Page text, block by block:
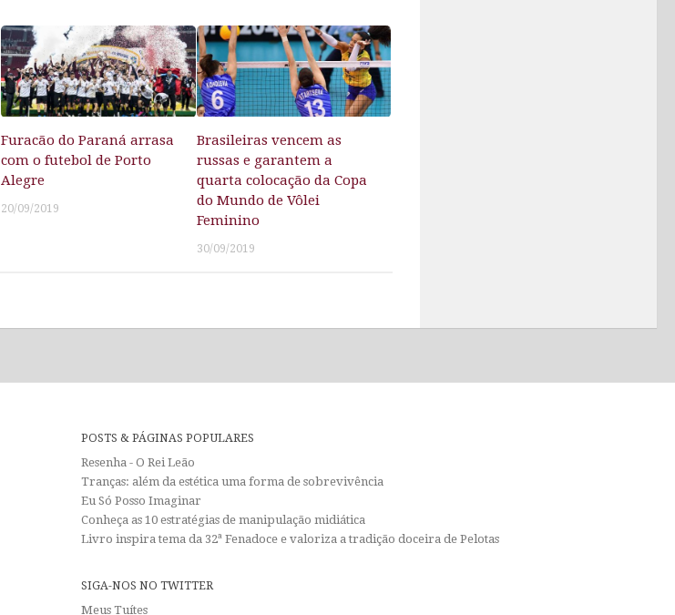
Furacão do Paraná arrasa
com o futebol de Porto
Alegre
20/09/2019
Brasileiras vencem as
russas e garantem a
quarta colocação da Copa
do Mundo de Vôlei
Feminino
30/09/2019
POSTS & PÁGINAS POPULARES
Resenha - O Rei Leão
Tranças: além da estética uma forma de sobrevivência
Eu Só Posso Imaginar
Conheça as 10 estratégias de manipulação midiática
Livro inspira tema da 32ª Fenadoce e valoriza a tradição doceira de Pelotas
SIGA-NOS NO TWITTER
Meus Tuítes